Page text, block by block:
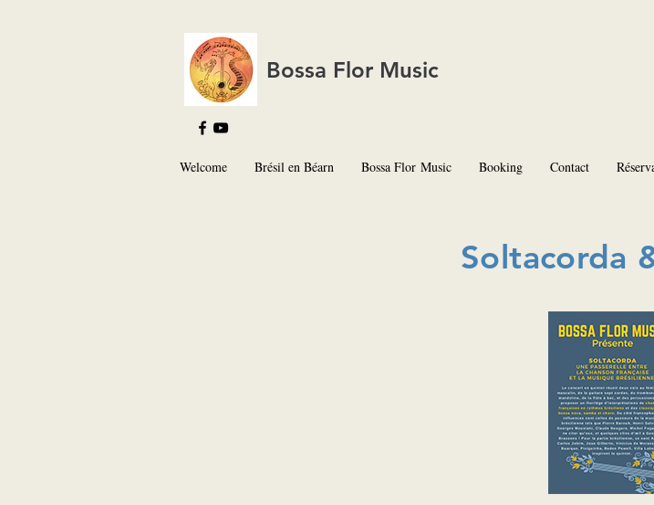
Bossa Flor Music
Welcome Brésil en Béarn Bossa Flor Music Booking Contact
Soltacorda